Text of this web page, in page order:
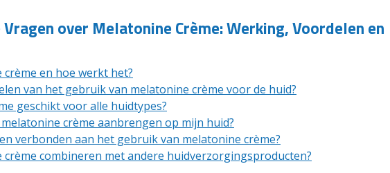
over Melatonine Crème: Werking, Voordelen en
en hoe werkt het?
van het gebruik van melatonine crème voor de huid?
geschikt voor alle huidtypes?
crème aanbrengen op mijn huid?
verbonden aan het gebruik van melatonine crème?
crème combineren met andere huidverzorgingsproducten?